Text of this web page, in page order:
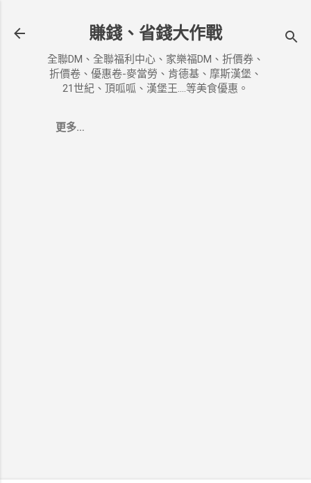
賺錢、省錢大作戰
全聯DM、全聯福利中心、家樂福DM、折價券、
折價卷、優惠卷-麥當勞、肯德基、摩斯漢堡、
21世紀、頂呱呱、漢堡王....等美食優惠。
更多…